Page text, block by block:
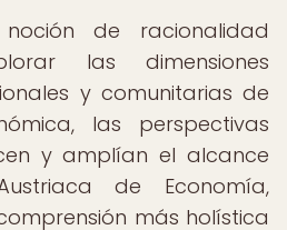
de racionalidad
las dimensiones
y comunitarias de
las perspectivas
y amplían el alcance
de Economía,
más holística